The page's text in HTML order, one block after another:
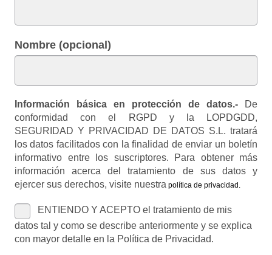
Nombre (opcional)
Información básica en protección de datos.- De
conformidad con el RGPD y la LOPDGDD,
SEGURIDAD Y PRIVACIDAD DE DATOS S.L. tratará
los datos facilitados con la finalidad de enviar un boletín
informativo entre los suscriptores. Para obtener más
información acerca del tratamiento de sus datos y
ejercer sus derechos, visite nuestra política de privacidad .
ENTIENDO Y ACEPTO el tratamiento de mis
datos tal y como se describe anteriormente y se explica
con mayor detalle en la Política de Privacidad.